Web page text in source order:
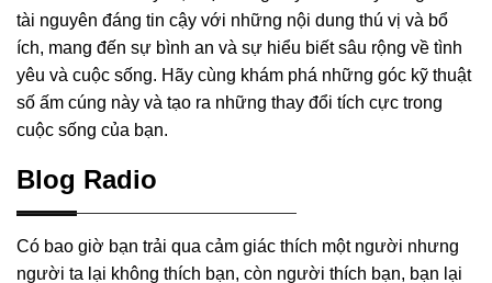
tài nguyên đáng tin cậy với những nội dung thú vị và bổ
ích, mang đến sự bình an và sự hiểu biết sâu rộng về tình
yêu và cuộc sống. Hãy cùng khám phá những góc kỹ thuật
số ấm cúng này và tạo ra những thay đổi tích cực trong
cuộc sống của bạn.
Blog Radio
Có bao giờ bạn trải qua cảm giác thích một người nhưng
người ta lại không thích bạn, còn người thích bạn, bạn lại